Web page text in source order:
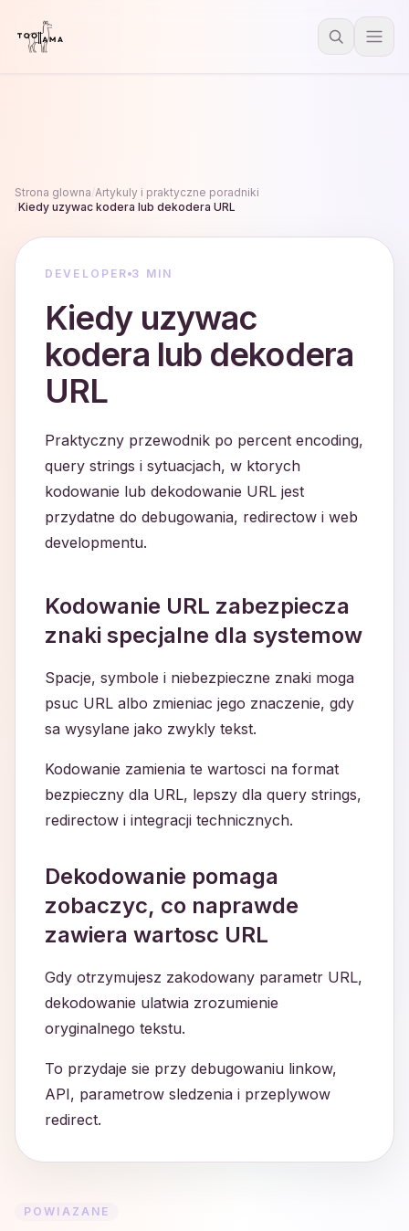
Strona glowna Artykuly i praktyczne poradniki
Kiedy uzywac kodera lub dekodera URL
DEVELOPER 3 MIN
Kiedy uzywac
kodera lub dekodera
URL
Praktyczny przewodnik po percent encoding,
query strings i sytuacjach, w ktorych
kodowanie lub dekodowanie URL jest
przydatne do debugowania, redirectow i web
developmentu.
Kodowanie URL zabezpiecza
znaki specjalne dla systemow
Spacje, symbole i niebezpieczne znaki moga
psuc URL albo zmieniac jego znaczenie, gdy
sa wysylane jako zwykly tekst.
Kodowanie zamienia te wartosci na format
bezpieczny dla URL, lepszy dla query strings,
redirectow i integracji technicznych.
Dekodowanie pomaga
zobaczyc, co naprawde
zawiera wartosc URL
Gdy otrzymujesz zakodowany parametr URL,
dekodowanie ulatwia zrozumienie
oryginalnego tekstu.
To przydaje sie przy debugowaniu linkow,
API, parametrow sledzenia i przeplywow
redirect.
POWIAZANE